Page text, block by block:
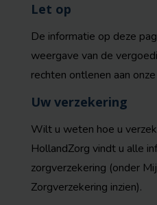
Let op
De informatie op deze
weergave van de
rechten ontlenen aan onze
Uw verzekering
Wilt u weten hoe u
HollandZorg vindt u alle
zorgverzekering (onder
Zorgverzekering inzien).